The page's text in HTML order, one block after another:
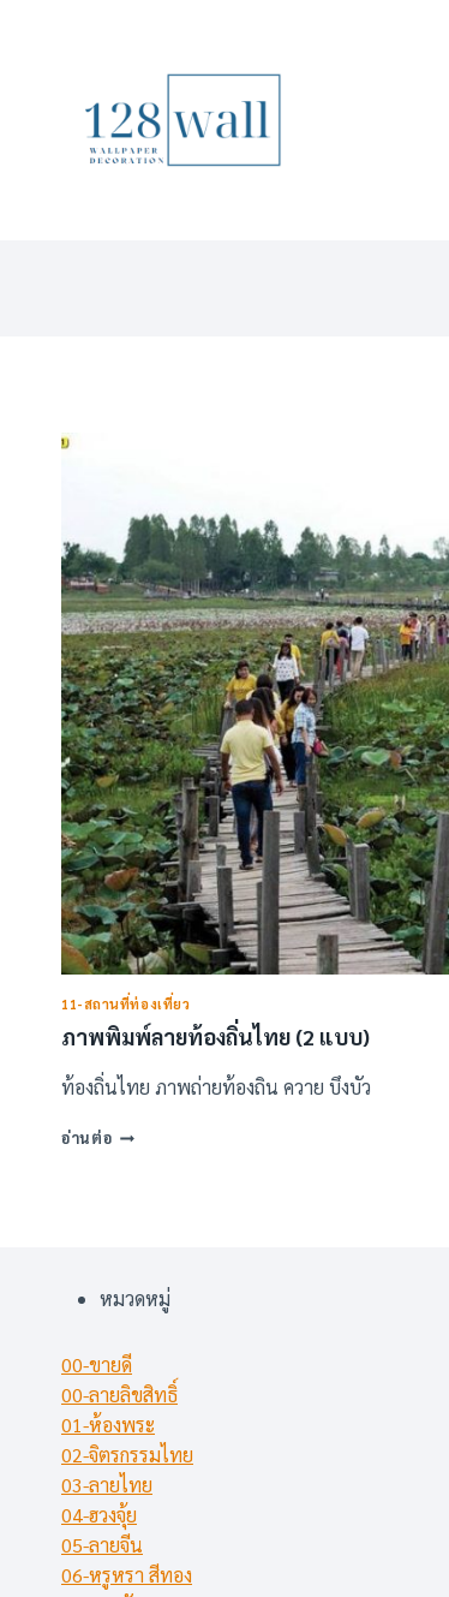
11-สถานที่ท่องเที่ยว
ภาพพิมพ์ลายท้องถิ่นไทย (2 แบบ)
ท้องถิ่นไทย ภาพถ่ายท้องถิน ควาย บึงบัว
อ่านต่อภาพ
แบบ)
หมวดหมู่
00-ขายดี
00-ลายลิขสิทธิ์
01-ห้องพระ
02-จิตรกรรมไทย
03-ลายไทย
04-ฮวงจุ้ย
05-ลายจีน
06-หรูหรา สีทอง